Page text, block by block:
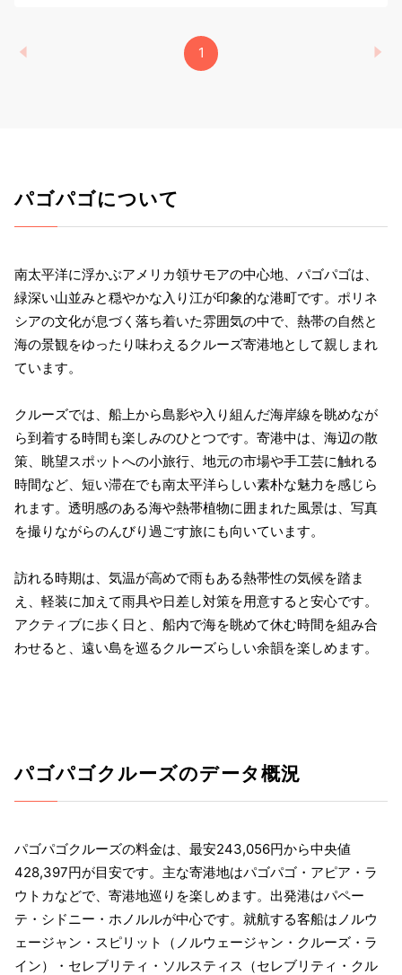
1
パゴパゴについて
南太平洋に浮かぶアメリカ領サモアの中心地、パゴパゴは、
緑深い山並みと穏やかな入り江が印象的な港町です。ポリネ
シアの文化が息づく落ち着いた雰囲気の中で、熱帯の自然と
海の景観をゆったり味わえるクルーズ寄港地として親しまれ
ています。
クルーズでは、船上から島影や入り組んだ海岸線を眺めなが
ら到着する時間も楽しみのひとつです。寄港中は、海辺の散
策、眺望スポットへの小旅行、地元の市場や手工芸に触れる
時間など、短い滞在でも南太平洋らしい素朴な魅力を感じら
れます。透明感のある海や熱帯植物に囲まれた風景は、写真
を撮りながらのんびり過ごす旅にも向いています。
訪れる時期は、気温が高めで雨もある熱帯性の気候を踏ま
え、軽装に加えて雨具や日差し対策を用意すると安心です。
アクティブに歩く日と、船内で海を眺めて休む時間を組み合
わせると、遠い島を巡るクルーズらしい余韻を楽しめます。
パゴパゴクルーズのデータ概況
パゴパゴクルーズの料金は、最安243,056円から中央値
428,397円が目安です。主な寄港地はパゴパゴ・アピア・ラ
ウトカなどで、寄港地巡りを楽しめます。出発港はパペー
テ・シドニー・ホノルルが中心です。就航する客船はノルウ
ェージャン・スピリット（ノルウェージャン・クルーズ・ラ
イン）・セレブリティ・ソルスティス（セレブリティ・クル